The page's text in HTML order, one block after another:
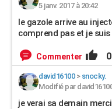
5 janv. 2017 à 20:42
le gazole arrive au
comprend pas et je
Commenter 0
david16100> snocky.
Modifié par
je verai sa demain